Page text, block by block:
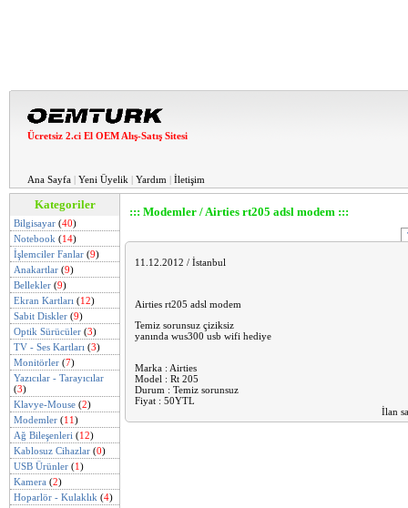
Ücretsiz 2.ci El OEM Alış-Satış Sitesi
Ana Sayfa | Yeni Üyelik | Yardım | İletişim
Kategoriler
Bilgisayar (40)
Notebook (14)
İşlemciler Fanlar (9)
Anakartlar (9)
Bellekler (9)
Ekran Kartları (12)
Sabit Diskler (9)
Optik Sürücüler (3)
TV - Ses Kartları (3)
Monitörler (7)
Yazıcılar - Tarayıcılar
(3)
Klavye-Mouse (2)
Modemler (11)
Ağ Bileşenleri (12)
Kablosuz Cihazlar (0)
USB Ürünler (1)
Kamera (2)
Hoparlör - Kulaklık (4)
::: Modemler / Airties rt205 adsl modem :::
11.12.2012 / İstanbul
Airties rt205 adsl modem
Temiz sorunsuz çiziksiz
yanında wus300 usb wifi hediye
Marka : Airties
Model : Rt 205
Durum : Temiz sorunsuz
Fiyat : 50YTL
İlan